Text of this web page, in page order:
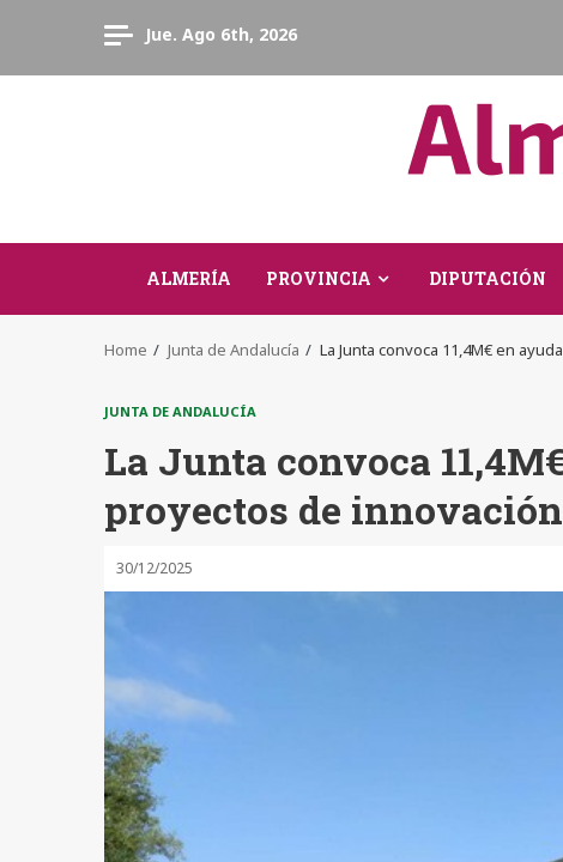
Jue. Ago 6th, 2026
ALMERÍA PROVINCIA DIPUTACIÓN
Home Junta de Andalucía La Junta convoca 11,4M€ en
JUNTA DE ANDALUCÍA
La Junta convoca
proyectos de
30/12/2025